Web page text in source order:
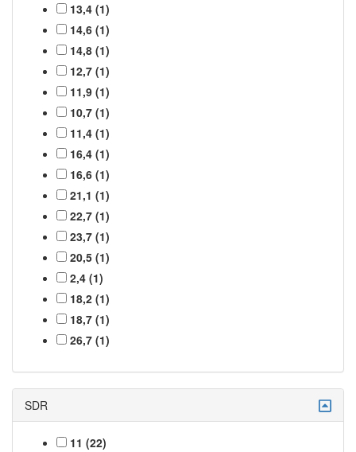
13,4 (1)
14,6 (1)
14,8 (1)
12,7 (1)
11,9 (1)
10,7 (1)
11,4 (1)
16,4 (1)
16,6 (1)
21,1 (1)
22,7 (1)
23,7 (1)
20,5 (1)
2,4 (1)
18,2 (1)
18,7 (1)
26,7 (1)
SDR
11 (22)